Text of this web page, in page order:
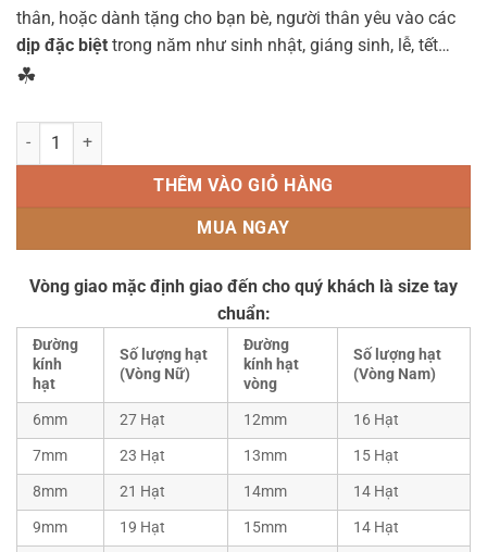
thân, hoặc dành tặng cho bạn bè, người thân yêu vào các
dịp đặc biệt trong năm như sinh nhật, giáng sinh, lễ, tết…
☘
Vòng tay MNB2481 (Đá mã não đỏ 8 ly mix charm Châu, Tỳ hưu bạc
THÊM VÀO GIỎ HÀNG
MUA NGAY
Vòng giao mặc định giao đến cho quý khách là size tay
chuẩn:
Đường
kính
hạt
Số lượng hạt
(Vòng Nữ)
Đường
kính hạt
vòng
Số lượng hạt
(Vòng Nam)
6mm 27 Hạt 12mm
16 Hạt
7mm
23 Hạt 13mm
15 Hạt
8mm
21 Hạt 14mm
14 Hạt
9mm
19 Hạt 15mm
14 Hạt